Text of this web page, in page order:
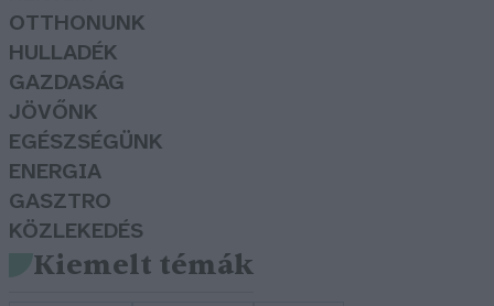
OTTHONUNK
HULLADÉK
GAZDASÁG
JÖVŐNK
EGÉSZSÉGÜNK
ENERGIA
GASZTRO
KÖZLEKEDÉS
Kiemelt témák